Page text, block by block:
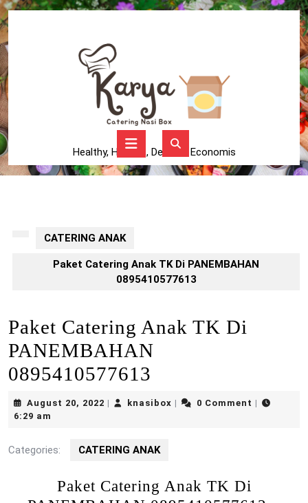
Skip
to
content
Healthy, Higienis, Delicius, Economis
Button
CATERING ANAK
Paket Catering Anak TK Di PANEMBAHAN
0895410577613
Paket Catering Anak TK Di
PANEMBAHAN
0895410577613
August 20, 2022 Augustknasibox knasibox0 Comment
6:29 am
Categories: CATERING ANAK
Paket Catering Anak TK Di